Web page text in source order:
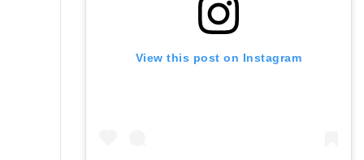
View this post on Instagram